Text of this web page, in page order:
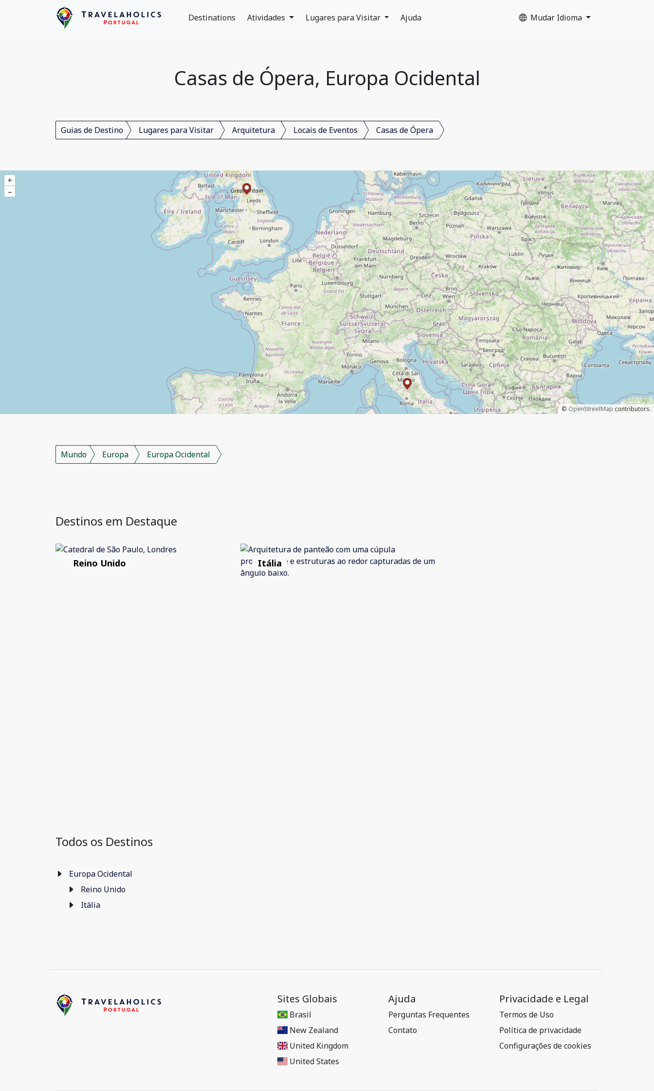
Destinations Atividades Lugares para Visitar Ajuda Mudar Idioma
Casas de Ópera, Europa Ocidental
Guias de Destino Lugares para Visitar Arquitetura Locais de Eventos Casas de Ópera
+
–
© OpenStreetMap contributors.
Mundo Europa Europa Ocidental
Destinos em Destaque
Reino Unido Itália
Todos os Destinos
Europa Ocidental
Reino Unido
Itália
Sites Globais
Brasil
New Zealand
United Kingdom
United States
Ajuda
Perguntas Frequentes
Contato
Privacidade e Legal
Termos de Uso
Política de privacidade
Configurações de cookies